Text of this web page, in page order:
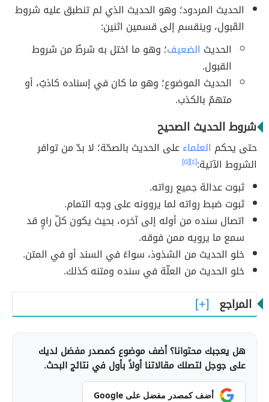
الحديث المردود؛ وهو الحديث الذي لم تنطبق عليه شروط
القَبول، وينقسم إلى قسمين اثنين:
الحديث الضعيف؛ وهو ما اختل به شرطٌ من شروط
القبول.
الحديث الموضوع؛ وهو ما كان في إسناده كاذبٌ، أو
متهمٌ بالكذب.
شروط الحديث الصحيح
حتى يحكم العلماءعلى الحديث بالصحّة؛ لا بدّ من توافر
الشروط الآتية:[٤] [٥]
ثبوت عدالة جميع رواته.
ثبوت ضبط رواته لما يروونه على وجه التمام.
اتصال سنده من أوله إلى آخره، بحيث يكون كلّ راوٍ قد
سمع ما يرويه ممن فوقه.
خلو الحديث من الشذوذ، سواءً في السند أو في المتن.
خلو الحديث من العلّة في سنده ومتنه كذلك.
المراجع
هل يعجبك محتوانا؟ أضف موضوع كمصدر مفضل لديك
على جوجل لتصلك مقالاتنا أولاً بأول في نتائج البحث.
أضف كمصدر مفضل على Google